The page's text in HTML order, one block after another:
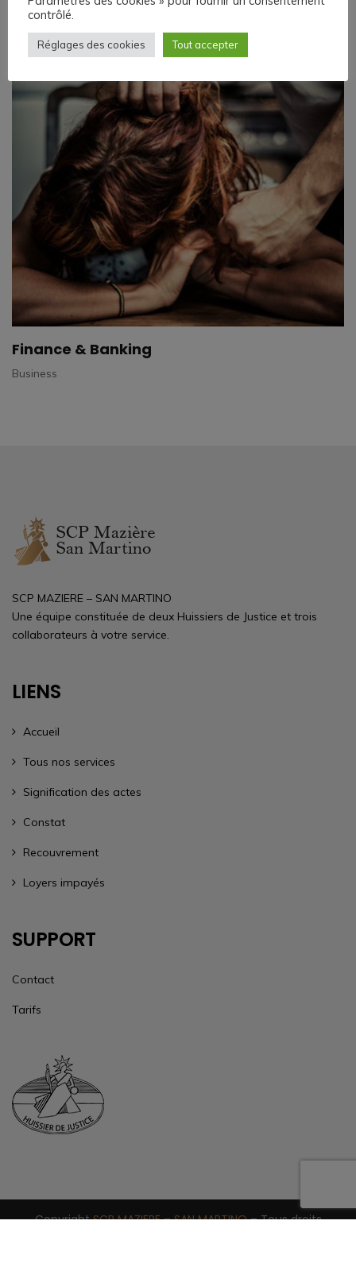
SCP MAZIERE – SAN MARTINO
Une équipe constituée de deux Huissiers de Justice et trois
collaborateurs à votre service.
LIENS
Accueil
Tous nos services
Signification des actes
Constat
Recouvrement
Loyers impayés
SUPPORT
Contact
Tarifs
CopyrightSCP MAZIERE – SAN MARTINO– Tous droits
contrôlé.
Réglages des cookies Tout accepter